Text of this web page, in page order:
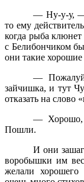
— Ну-у-у, —
то ему
когда рыба
с Белибончиком
они такие хорошие
—
зайчишка, и тут
отказать на слово
— Хорошо,
Пошли.
И они
воробышки им
желали